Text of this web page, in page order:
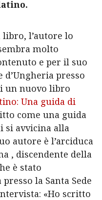
l’autore lo
molto
e per il suo
d’Ungheria presso
un nuovo libro
Una guida di
come una guida
si avvicina alla
autore è l’arciduca
, discendente della
è stato
la Santa Sede
«Ho scritto